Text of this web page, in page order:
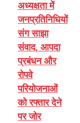
अध्यक्षता में
जनप्रतिनिधियों
संग साझा
संवाद, आपदा
प्रबंधन और
रोपवे
परियोजनाओं
को रफ्तार देने
पर जोर